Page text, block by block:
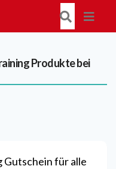
Produkte bei
für alle